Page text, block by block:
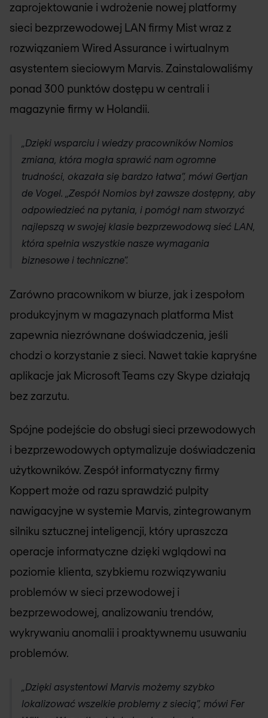
zaprojektowanie i wdrożenie nowej platformy
sieci bezprzewodowej LAN firmy Mist wraz z
rozwiązaniem Wired Assurance i wirtualnym
asystentem sieciowym Marvis. Zainstalowaliśmy
ponad 300 punktów dostępu w centrali i
magazynie firmy w Holandii.
„Dzięki wsparciu i wiedzy pracowników Nomios
zmiana, która mogła sprawić nam ogromne
trudności, okazała się bardzo łatwa”, mówi Gertjan
de Vogel. „Zespół Nomios był zawsze dostępny, aby
odpowiedzieć na pytania, i pomógł nam stworzyć
najlepszą w swojej klasie bezprzewodową sieć LAN,
która spełnia wszystkie nasze wymagania
biznesowe i techniczne”.
Zarówno pracownikom w biurze, jak i zespołom
produkcyjnym w magazynach platforma Mist
zapewnia niezrównane doświadczenia, jeśli
chodzi o korzystanie z sieci. Nawet takie kapryśne
aplikacje jak Microsoft Teams czy Skype działają
bez zarzutu.
Spójne podejście do obsługi sieci przewodowych
i bezprzewodowych optymalizuje doświadczenia
użytkowników. Zespół informatyczny firmy
Koppert może od razu sprawdzić pulpity
nawigacyjne w systemie Marvis, zintegrowanym
silniku sztucznej inteligencji, który upraszcza
operacje informatyczne dzięki wglądowi na
poziomie klienta, szybkiemu rozwiązywaniu
problemów w sieci przewodowej i
bezprzewodowej, analizowaniu trendów,
wykrywaniu anomalii i proaktywnemu usuwaniu
problemów.
„Dzięki asystentowi Marvis możemy szybko
lokalizować wszelkie problemy z siecią”, mówi Fer